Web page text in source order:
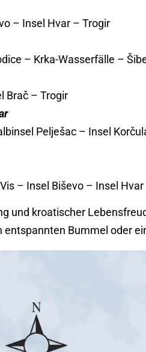
– Insel Hvar – Trogir
– Krka-Wasserfälle –
Brač – Trogir
Pelješac – Insel
– Insel Biševo – Insel
und kroatischer
Bummel oder